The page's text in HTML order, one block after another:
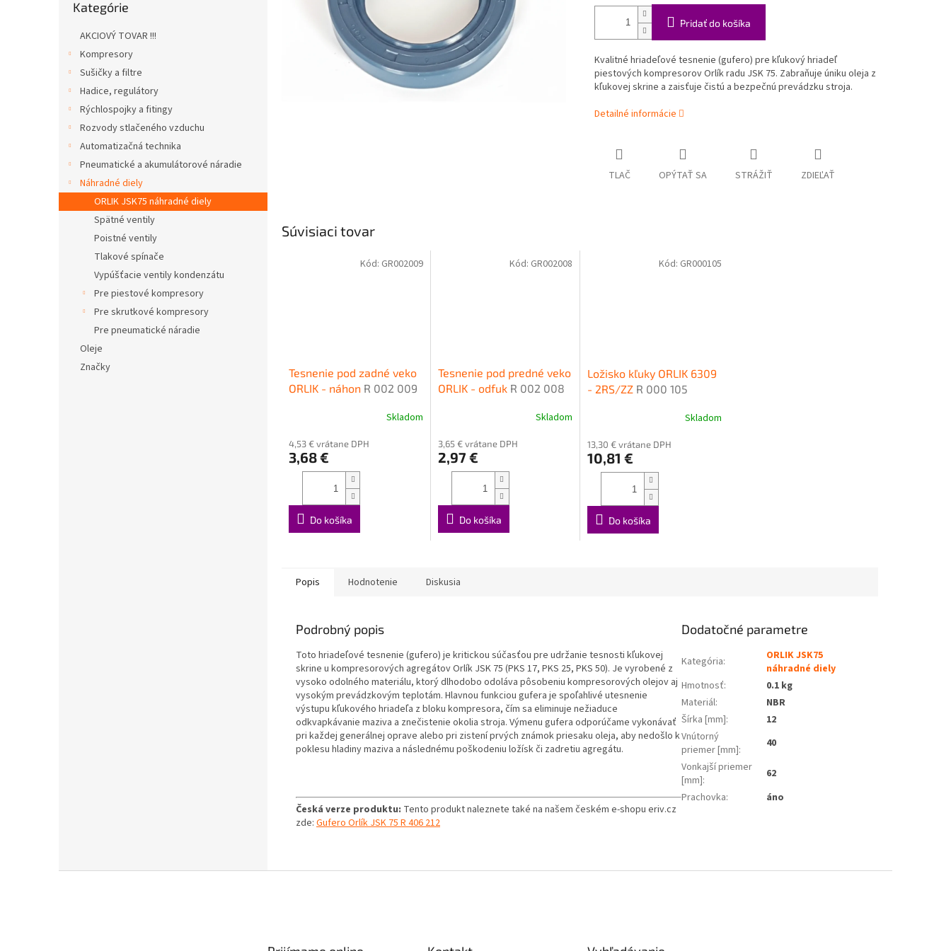
kategórie
Kategórie
AKCIOVÝ TOVAR !!!
Kompresory
Sušičky a filtre
Hadice, regulátory
Rýchlospojky a fitingy
Rozvody stlačeného vzduchu
Automatizačná technika
Pneumatické a akumulátorové náradie
Náhradné diely
ORLIK JSK75 náhradné diely
Spätné ventily
Poistné ventily
Tlakové spínače
Vypúšťacie ventily kondenzátu
Pre piestové kompresory
Pre skrutkové kompresory
Pre pneumatické náradie
Oleje
Značky
Pridať do košíka
Kvalitné hriadeľové tesnenie (gufero) pre kľukový hriadeľ
piestových kompresorov Orlík radu JSK 75. Zabraňuje úniku oleja z
kľukovej skrine a zaisťuje čistú a bezpečnú prevádzku stroja.
Detailné informácie
TLAČ OPÝTAŤ SA STRÁŽIŤ ZDIEĽAŤ
Súvisiaci tovar
Tesnenie pod zadné veko
ORLIK - náhon R 002 009
Skladom
4,53 € vrátane DPH
3,68 €
Do košíka
Kód: GR002009
Tesnenie pod predné veko
ORLIK - odfuk R 002 008
Skladom
3,65 € vrátane DPH
2,97 €
Do košíka
Kód: GR002008
Ložisko kľuky ORLIK 6309
- 2RS/ZZ R 000 105
Skladom
13,30 € vrátane DPH
10,81 €
Do košíka
Kód: GR000105
Popis Hodnotenie Diskusia
Podrobný popis
Toto hriadeľové tesnenie (gufero) je kritickou súčasťou pre udržanie tesnosti kľukovej
skrine u kompresorových agregátov Orlík JSK 75 (PKS 17, PKS 25, PKS 50). Je vyrobené z
vysoko odolného materiálu, ktorý dlhodobo odoláva pôsobeniu kompresorových olejov aj
vysokým prevádzkovým teplotám. Hlavnou funkciou gufera je spoľahlivé utesnenie
výstupu kľukového hriadeľa z bloku kompresora, čím sa eliminuje nežiaduce
odkvapkávanie maziva a znečistenie okolia stroja. Výmenu gufera odporúčame vykonávať
pri každej generálnej oprave alebo pri zistení prvých známok priesaku oleja, aby nedošlo k
poklesu hladiny maziva a následnému poškodeniu ložísk či zadretiu agregátu.
Česká verze produktu: Tento produkt naleznete také na našem českém e-shopu eriv.cz
zde: Gufero Orlík JSK 75 R 406 212
Dodatočné parametre
Kategória:
ORLIK JSK75
náhradné diely
Hmotnosť:
0.1 kg
Materiál:
NBR
Šírka [mm]:
12
Vnútorný
priemer [mm]:
40
Vonkajší priemer
[mm]:
62
Prachovka: áno